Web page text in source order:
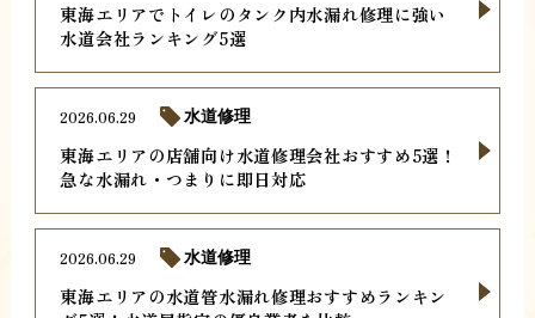
東海エリアでトイレのタンク内水漏れ修理に強い
水道会社ランキング5選
東海エリアの店舗向け水道修理会社おすすめ5選！
急な水漏れ・つまりに即日対応
2026.06.29 水道修理
東海エリアの水道管水漏れ修理おすすめランキン
2026.06.29 水道修理